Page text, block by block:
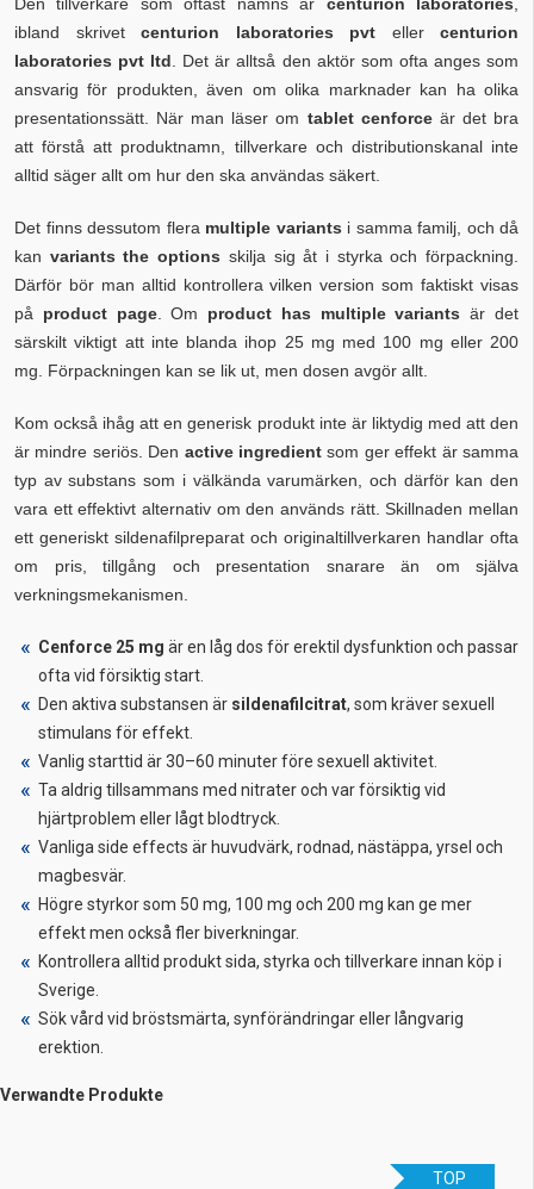
ibland skrivet centurion laboratories pvt eller centurion
laboratories pvt ltd . Det är alltså den aktör som ofta anges som
ansvarig för produkten, även om olika marknader kan ha olika
presentationssätt. När man läser om tablet cenforceär det bra
att förstå att produktnamn, tillverkare och distributionskanal inte
alltid säger allt om hur den ska användas säkert.
Det finns dessutom flera multiple variants i samma familj, och då
kan variants the options skilja sig åt i styrka och förpackning.
Därför bör man alltid kontrollera vilken version som faktiskt visas
på product page. Om product has multiple variants är det
särskilt viktigt att inte blanda ihop 25 mg med 100 mg eller 200
mg. Förpackningen kan se lik ut, men dosen avgör allt.
Kom också ihåg att en generisk produkt inte är liktydig med att den
är mindre seriös. Den active ingredient som ger effekt är samma
typ av substans som i välkända varumärken, och därför kan den
vara ett effektivt alternativ om den används rätt. Skillnaden mellan
ett generiskt sildenafilpreparat och originaltillverkaren handlar ofta
om pris, tillgång och presentation snarare än om själva
verkningsmekanismen.
Cenforce 25 mg är en låg dos för erektil dysfunktion och passar
ofta vid försiktig start.
Den aktiva substansen är sildenafilcitrat, som kräver sexuell
stimulans för effekt.
Vanlig starttid är 30–60 minuter före sexuell aktivitet.
Ta aldrig tillsammans med nitrater och var försiktig vid
hjärtproblem eller lågt blodtryck.
Vanliga side effects är huvudvärk, rodnad, nästäppa, yrsel och
magbesvär.
Högre styrkor som 50 mg, 100 mg och 200 mg kan ge mer
effekt men också fler biverkningar.
Kontrollera alltid produkt sida, styrka och tillverkare innan köp i
Sverige.
Sök vård vid bröstsmärta, synförändringar eller långvarig
erektion.
Verwandte Produkte
TOP